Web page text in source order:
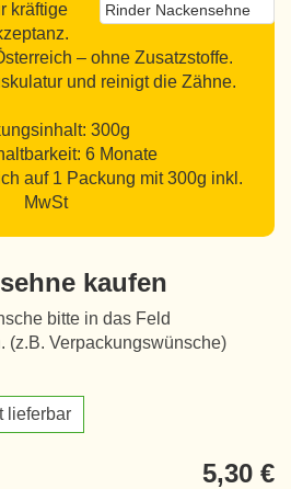
Rinder Nackensehne
kräftige
– ohne Zusatzstoffe.
und reinigt die Zähne.
300g
6 Monate
auf 1 Packung mit 300g inkl.
MwSt
kaufen
bitte in das Feld
(z.B. Verpackungswünsche)
lieferbar
5,30 €